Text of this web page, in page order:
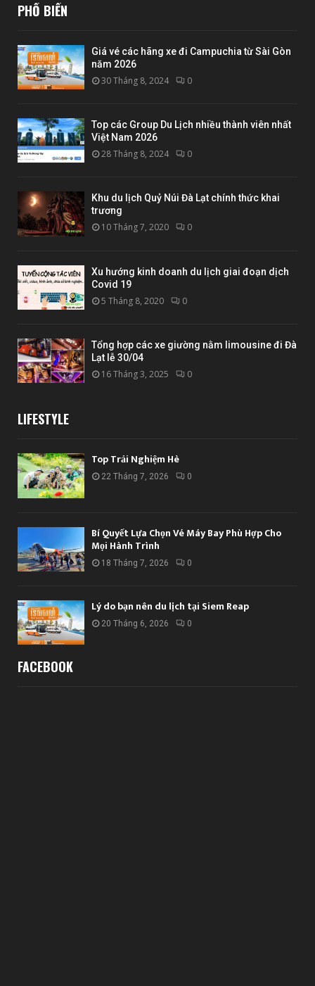
PHỔ BIẾN
Giá vé các hãng xe đi Campuchia từ Sài Gòn
năm 2026
30 Tháng 8, 2024 0
Top các Group Du Lịch nhiều thành viên nhất
Việt Nam 2026
28 Tháng 8, 2024 0
Khu du lịch Quỷ Núi Đà Lạt chính thức khai
trương
10 Tháng 7, 2020 0
Xu hướng kinh doanh du lịch giai đoạn dịch
Covid 19
5 Tháng 8, 2020 0
Tổng hợp các xe giường nằm limousine đi Đà
Lạt lễ 30/04
16 Tháng 3, 2025 0
LIFESTYLE
Top Trải Nghiệm Hè
22 Tháng 7, 2026 0
Bí Quyết Lựa Chọn Vé Máy Bay Phù Hợp Cho
Mọi Hành Trình
18 Tháng 7, 2026 0
Lý do bạn nên du lịch tại Siem Reap
20 Tháng 6, 2026 0
FACEBOOK